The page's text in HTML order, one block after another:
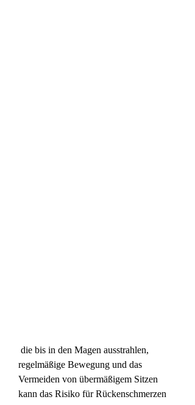
regelmäßige Bewegung und das
Vermeiden von übermäßigem Sitzen
kann das Risiko für Rückenschmerzen